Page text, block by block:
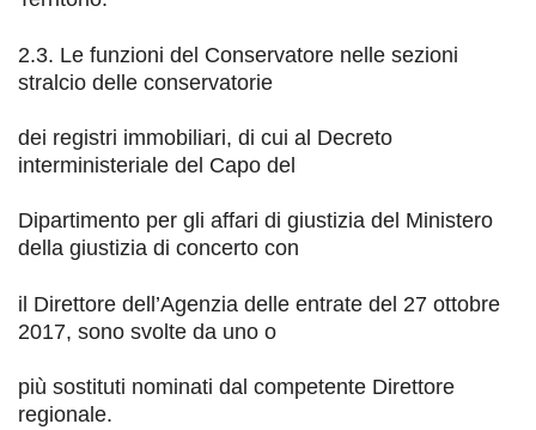
2.3. Le funzioni del Conservatore nelle sezioni
stralcio delle conservatorie
dei registri immobiliari, di cui al Decreto
interministeriale del Capo del
Dipartimento per gli affari di giustizia del Ministero
della giustizia di concerto con
il Direttore dell’Agenzia delle entrate del 27 ottobre
2017, sono svolte da uno o
più sostituti nominati dal competente Direttore
regionale.